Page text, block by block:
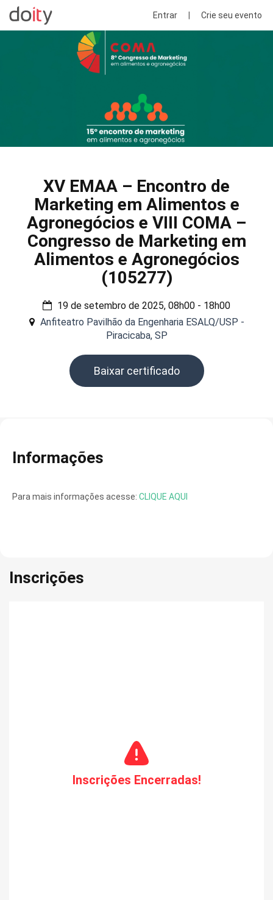
Entrar Crie seu evento
XV EMAA – Encontro de
Marketing em Alimentos e
Agronegócios e VIII COMA –
Congresso de Marketing em
Alimentos e Agronegócios
(105277)
19 de setembro de 2025, 08h00 - 18h00
Anfiteatro Pavilhão da Engenharia ESALQ/USP -
Piracicaba, SP
Baixar certificado
Informações
Para mais informações acesse: CLIQUE AQUI
Inscrições
Inscrições Encerradas!